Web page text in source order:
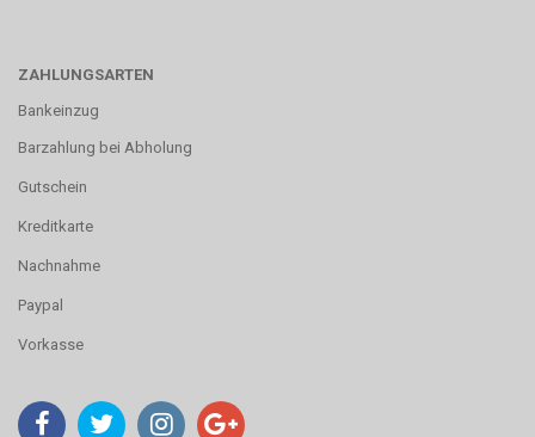
ZAHLUNGSARTEN
Bankeinzug
Barzahlung bei Abholung
Gutschein
Kreditkarte
Nachnahme
Paypal
Vorkasse